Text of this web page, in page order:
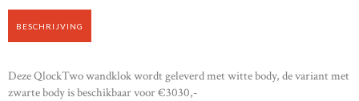
BESCHRIJVING
Deze QlockTwo wandklok wordt geleverd met witte body, de variant met
zwarte body is beschikbaar voor €3030,-